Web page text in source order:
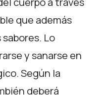
que además
Lo
y sanarse en
Según la
deberá